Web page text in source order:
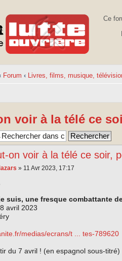
Ce
Forum ‹ Livres, films, musique,
voir à la télé ce
on voir à la télé ce soir,
» 11 Avr 2023, 17:17
suis, une fresque combattante
avril 2023
medias/ecrans/t ... tes-789620
du 7 avril ! (en espagnol sous-titré)